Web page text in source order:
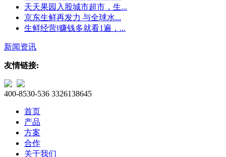
天天果园入股城市超市，生...
京东生鲜再发力 与全球水...
生鲜经营‖赚钱多就看1遍，...
新闻资讯
友情链接:
400-8530-536 3326138645
首页
产品
方案
合作
关于我们